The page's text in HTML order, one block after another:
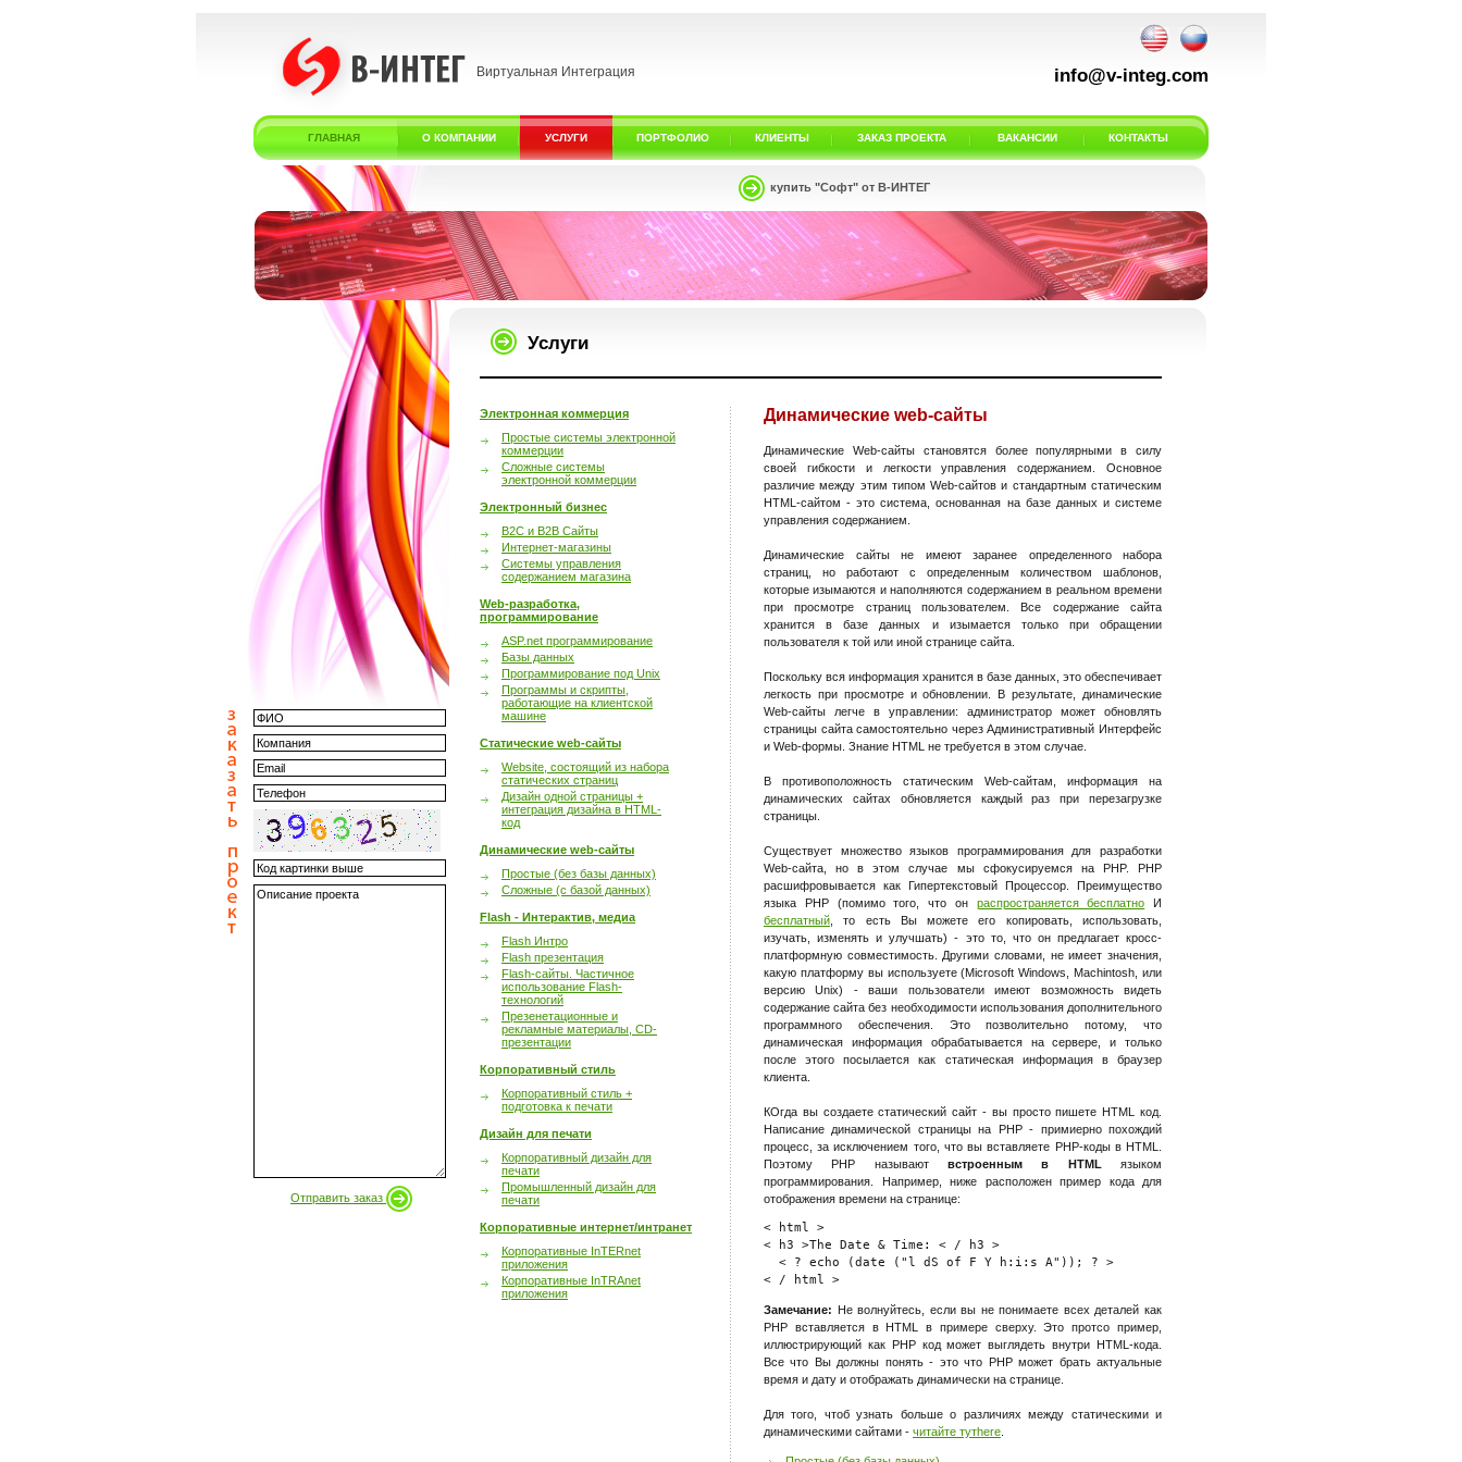
Виртуальная Интеграция info@v-integ.com
ГЛАВНАЯ О КОМПАНИИ УСЛУГИ ПОРТФОЛИО КЛИЕНТЫ ЗАКАЗ ПРОЕКТА ВАКАНСИИ КОНТАКТЫ
Отправить заказ
купить "Софт" от В-ИНТЕГ
Услуги
Электронная коммерция
Простые системы электронной
коммерции
Сложные системы
электронной коммерции
Электронный бизнес
B2C и B2B Сайты
Интернет-магазины
Системы управления
содержанием магазина
Web-разработка,
программирование
ASP.net программирование
Базы данных
Программирование под Unix
Программы и скрипты,
работающие на клиентской
машине
Статические web-сайты
Website, состоящий из набора
статических страниц
Дизайн одной страницы +
интеграция дизайна в HTML-
код
Динамические web-сайты
Простые (без базы данных)
Сложные (с базой данных)
Flash - Интерактив, медиа
Flash Интро
Flash презентация
Flash-сайты. Частичное
использование Flash-
технологий
Презенетационные и
рекламные материалы, CD-
презентации
Корпоративный стиль
Корпоративный стиль +
подготовка к печати
Дизайн для печати
Корпоративный дизайн для
печати
Промышленный дизайн для
печати
Корпоративные интернет/интранет
Корпоративные InTERnet
приложения
Корпоративные InTRAnet
приложения
Динамические web-сайты
Динамические Web-сайты становятся более популярными в силу
своей гибкости и легкости управления содержанием. Основное
различие между этим типом Web-сайтов и стандартным статическим
HTML-сайтом - это система, основанная на базе данных и системе
управления содержанием.
Динамические сайты не имеют заранее определенного набора
страниц, но работают с определенным количеством шаблонов,
которые изымаются и наполняются содержанием в реальном времени
при просмотре страниц пользователем. Все содержание сайта
хранится в базе данных и изымается только при обращении
пользователя к той или иной странице сайта.
Поскольку вся информация хранится в базе данных, это обеспечивает
легкость при просмотре и обновлении. В результате, динамические
Web-сайты легче в управлении: администратор может обновлять
страницы сайта самостоятельно через Административный Интерфейс
и Web-формы. Знание HTML не требуется в этом случае.
В противоположность статическим Web-сайтам, информация на
динамических сайтах обновляется каждый раз при перезагрузке
страницы.
Существует множество языков программирования для разработки
Web-сайта, но в этом случае мы сфокусируемся на PHP. PHP
расшифровывается как Гипертекстовый Процессор. Преимущество
языка PHP (помимо того, что он распространяется бесплатно И
бесплатный , то есть Вы можете его копировать, использовать,
изучать, изменять и улучшать) - это то, что он предлагает кросс-
платформную совместимость. Другими словами, не имеет значения,
какую платформу вы используете (Microsoft Windows, Machintosh, или
версию Unix) - ваши пользователи имеют возможность видеть
содержание сайта без необходимости использования дополнительного
программного обеспечения. Это позволительно потому, что
динамическая информация обрабатывается на сервере, и только
после этого посылается как статическая информация в браузер
клиента.
КОгда вы создаете статический сайт - вы просто пишете HTML код.
Написание динамической страницы на PHP - примиерно похождий
процесс, за исключением того, что вы вставляете PHP-коды в HTML.
Поэтому PHP называют встроенным в HTML языком
программирования. Например, ниже расположен пример кода для
отображения времени на странице:
< html >
< h3 >The Date & Time: < / h3 >
  < ? echo (date ("l dS of F Y h:i:s A")); ? >
Замечание: Не волнуйтесь, если вы не понимаете всех деталей как
PHP вставляется в HTML в примере сверху. Это протсо пример,
иллюстрирующий как PHP код может выглядеть внутри HTML-кода.
Все что Вы должны понять - это что PHP может брать актуальные
время и дату и отображать динамически на странице.
Для того, чтоб узнать больше о различиях между статическими и
динамическими сайтами - читайте тутhere